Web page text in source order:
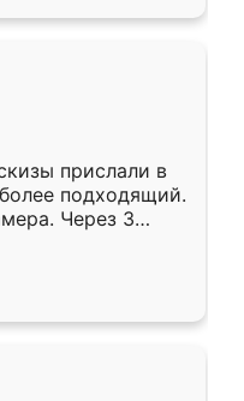
прислали в
подходящий.
Через 3
Остались
Ренессанс